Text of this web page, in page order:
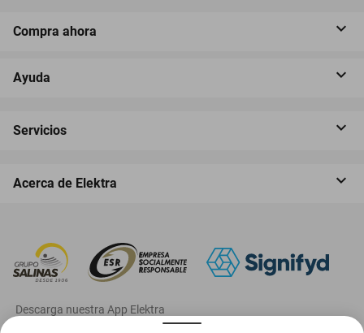
Compra ahora
Ayuda
Servicios
Acerca de Elektra
‎ Descarga nuestra App Elektra